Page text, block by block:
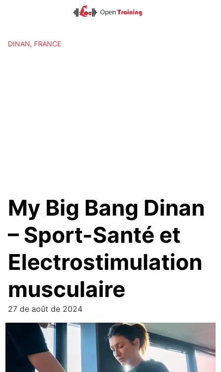
DINAN, FRANCE
My Big Bang Dinan
– Sport-Santé et
Electrostimulation
musculaire
27 de août de 2024